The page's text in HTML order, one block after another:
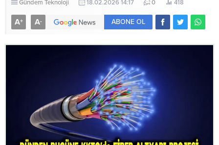
Gündem Teknoloji 18.02.2026 14:17 0 418
A+ A- ABONE OL